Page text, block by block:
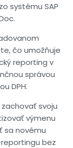
zo systému SAP
.
,čo umožňuje
reporting v
správou
DPH.
zachovaťsvoju
výmenu
sa novému
reportingu bez